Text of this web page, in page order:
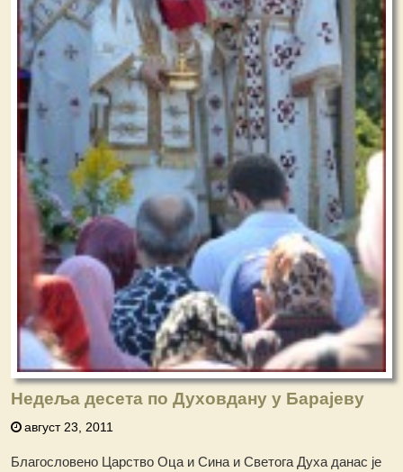
Недеља десета по Духовдану у Барајеву
август 23, 2011
Благословено Царство Оца и Сина и Светога Духа данас је